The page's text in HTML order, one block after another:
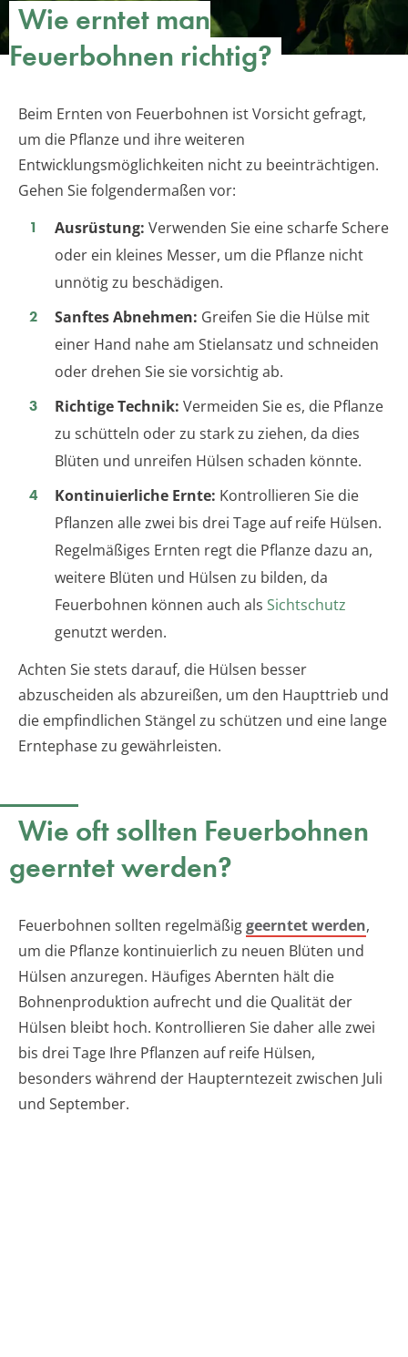
Wie erntet man
Feuerbohnen richtig?
Beim Ernten von Feuerbohnen ist Vorsicht gefragt,
um die Pflanze und ihre weiteren
Entwicklungsmöglichkeiten nicht zu beeinträchtigen.
Gehen Sie folgendermaßen vor:
Ausrüstung: Verwenden Sie eine scharfe Schere
oder ein kleines Messer, um die Pflanze nicht
unnötig zu beschädigen.
Sanftes Abnehmen: Greifen Sie die Hülse mit
einer Hand nahe am Stielansatz und schneiden
oder drehen Sie sie vorsichtig ab.
Richtige Technik: Vermeiden Sie es, die Pflanze
zu schütteln oder zu stark zu ziehen, da dies
Blüten und unreifen Hülsen schaden könnte.
Kontinuierliche Ernte: Kontrollieren Sie die
Pflanzen alle zwei bis drei Tage auf reife Hülsen.
Regelmäßiges Ernten regt die Pflanze dazu an,
weitere Blüten und Hülsen zu bilden, da
Feuerbohnen können auch als Sichtschutz
genutzt werden.
Achten Sie stets darauf, die Hülsen besser
abzuscheiden als abzureißen, um den Haupttrieb und
die empfindlichen Stängel zu schützen und eine lange
Erntephase zu gewährleisten.
Wie oft sollten Feuerbohnen
geerntet werden?
Feuerbohnen sollten regelmäßiggeerntet werden,
um die Pflanze kontinuierlich zu neuen Blüten und
Hülsen anzuregen. Häufiges Abernten hält die
Bohnenproduktion aufrecht und die Qualität der
Hülsen bleibt hoch. Kontrollieren Sie daher alle zwei
bis drei Tage Ihre Pflanzen auf reife Hülsen,
besonders während der Haupterntezeit zwischen Juli
und September.